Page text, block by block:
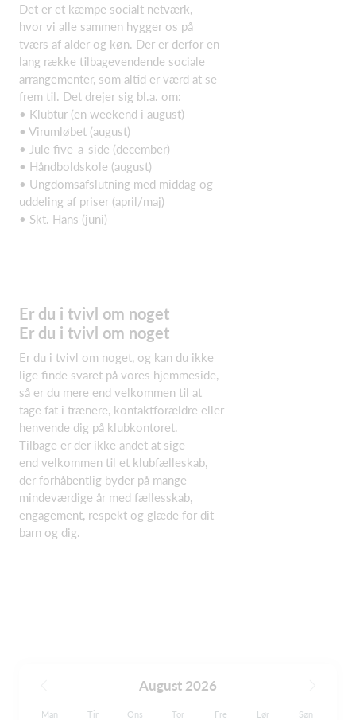
Det er et kæmpe socialt netværk,
hvor vi alle sammen hygger os på
tværs af alder og køn. Der er derfor en
lang række tilbagevendende sociale
arrangementer, som altid er værd at se
frem til. Det drejer sig bl.a. om:
• Klubtur (en weekend i august)
• Virumløbet (august)
• Jule five-a-side (december)
• Håndboldskole (august)
• Ungdomsafslutning med middag og
uddeling af priser (april/maj)
• Skt. Hans (juni)
Er du i tvivl om noget
Er du i tvivl om noget
Er du i tvivl om noget, og kan du ikke
lige finde svaret på vores hjemmeside,
så er du mere end velkommen til at
tage fat i trænere, kontaktforældre eller
henvende dig på klubkontoret.
Tilbage er der ikke andet at sige
end velkommen til et klubfælleskab,
der forhåbentlig byder på mange
mindeværdige år med fællesskab,
engagement, respekt og glæde for dit
barn og dig.
August 2026
Man Tir Ons Tor Fre Lør Søn